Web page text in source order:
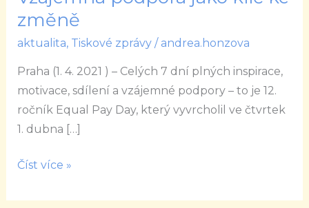
změně
aktualita, Tiskové zprávy/ andrea.honzova
Praha (1. 4. 2021 ) – Celých 7 dní plných inspirace,
motivace, sdílení a vzájemné podpory – to je 12.
ročník Equal Pay Day, který vyvrcholil ve čtvrtek
1. dubna […]
Day
2021:
Vzájemná
podpora
jako
klíč
změně
Číst více »